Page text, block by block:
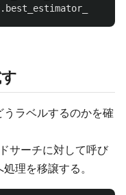
. best_estimator_
ラベルするのかを確
サーチに対して呼び
理を移譲する。